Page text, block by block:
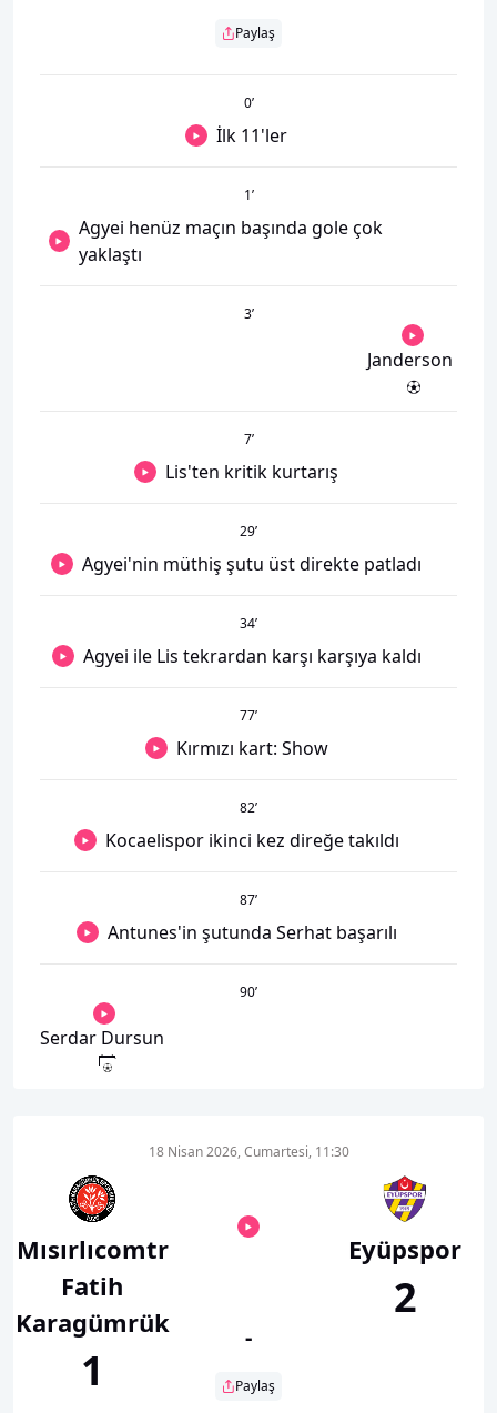
Paylaş
0’
İlk 11'ler
1’
Agyei henüz maçın başında gole çok
yaklaştı
3’
Janderson
7’
Lis'ten kritik kurtarış
29’
Agyei'nin müthiş şutu üst direkte patladı
34’
Agyei ile Lis tekrardan karşı karşıya kaldı
77’
Kırmızı kart: Show
82’
Kocaelispor ikinci kez direğe takıldı
87’
Antunes'in şutunda Serhat başarılı
90’
Serdar Dursun
Mısırlıcomtr
Fatih
Karagümrük
1
18 Nisan 2026, Cumartesi, 11:30
-
Paylaş
Eyüpspor
2